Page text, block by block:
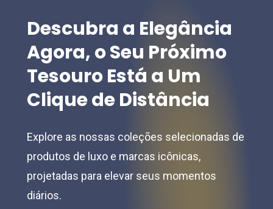
product
page
product
page
Descubra a Elegância
Agora,oSeu Próximo
TesouroEstá a Um
CliquedeDistância
Explore as nossas coleções selecionadas de
produtos de luxo e marcas icônicas,
projetadas para elevar seus momentos
diários.